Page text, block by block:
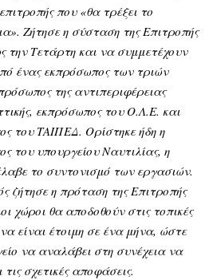
που «θα τρέξει το
Ζήτησε η σύσταση της Επιτροπής
την Τετάρτη και να συμμετέχουν
ένας εκπρόσωπος των τριών
της αντιπεριφέρειας
εκπρόσωπος του Ο.Λ.Ε. και
του ΤΑΙΠΕΔ. Ορίστηκε ήδη η
του υπουργείου Ναυτιλίας, η
το συντονισμό των εργασιών.
ζήτησε η πρόταση της Επιτροπής
χώροι θα αποδοθούν στις τοπικές
να είναι έτοιμη σε ένα μήνα, ώστε
να αναλάβει στη συνέχεια να
σχετικές αποφάσεις.